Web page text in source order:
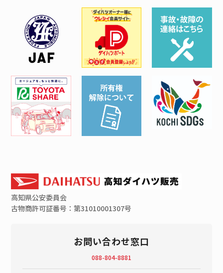
高知県公安委員会
古物商許可証番号：第31010001307号
お問い合わせ窓口
088-804-8881